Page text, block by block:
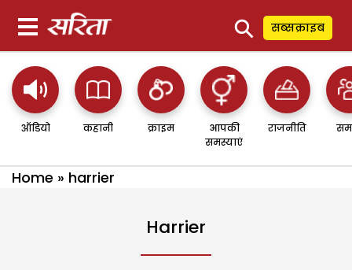
⚲ सब्सक्राइब
ऑडियो कहानी क्राइम
आपकी
समस्याएं
राजनीति
Home » harrier
Harrier